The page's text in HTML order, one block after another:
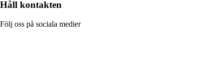
Håll kontakten
Följ oss på sociala medier